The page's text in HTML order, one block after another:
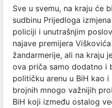
Sve u svemu, na kraju će
sudbinu Prijedloga
policiji i unutrašnjim
najave premijera
žandarmerije, ali na kraju
ova priča samo dodatno i
političku arenu u BiH kao i
brojnih mnogo važnijih
BiH koji između ostalog